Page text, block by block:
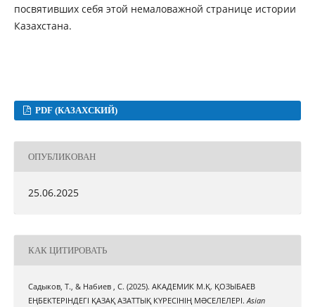
посвятивших себя этой немаловажной странице истории
Казахстана.
PDF (КАЗАХСКИЙ)
ОПУБЛИКОВАН
25.06.2025
КАК ЦИТИРОВАТЬ
Садыков, Т., & Набиев , С. (2025). АКАДЕМИК М.Қ. ҚОЗЫБАЕВ
ЕҢБЕКТЕРІНДЕГІ ҚАЗАҚ АЗАТТЫҚ КҮРЕСІНІҢ МƏСЕЛЕЛЕРІ.Asian